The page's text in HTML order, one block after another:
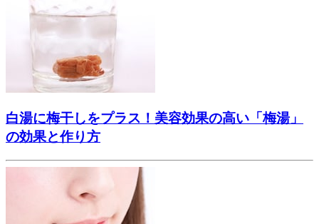
白湯に梅干しをプラス！美容効果の高い「梅湯」
の効果と作り方